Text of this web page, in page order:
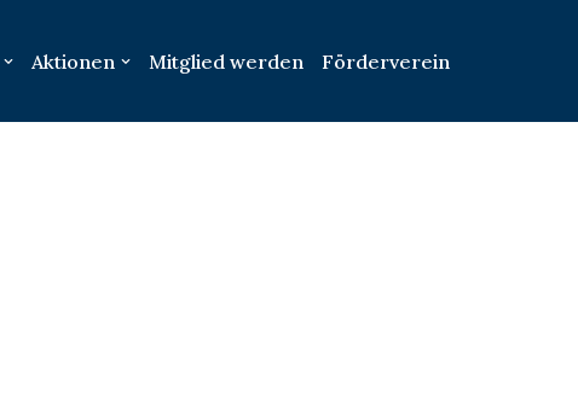
Aktionen Mitglied werden Förderverein